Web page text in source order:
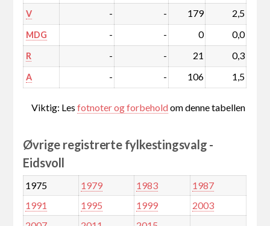
V - - 179 2,5
MDG - - 0 0,0
R - - 21 0,3
A - - 106 1,5
Viktig: Lesfotnoter og forbeholdom denne tabellen
Øvrige registrerte fylkestingsvalg -
Eidsvoll
1975 1979 1983
1987
1991
1995 1999
2003